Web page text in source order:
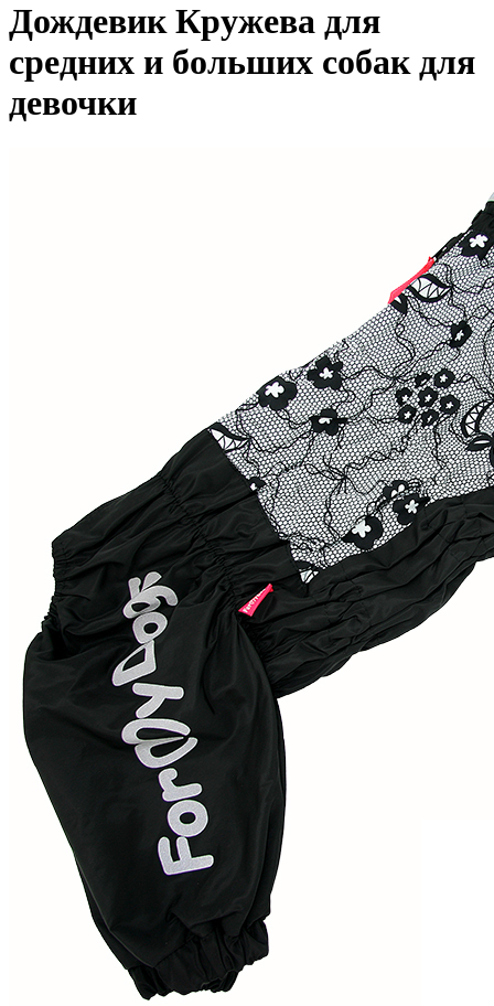
Дождевик Кружева для
средних и больших собак для
девочки